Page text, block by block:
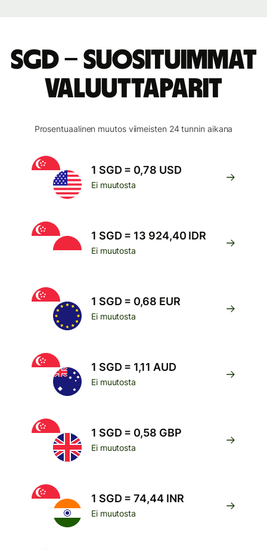
SGD – suosituimmat
valuuttaparit
Prosentuaalinen muutos viimeisten 24 tunnin aikana
1 SGD = 0,78 USD
Ei muutosta
1 SGD = 13 924,40 IDR
Ei muutosta
1 SGD = 0,68 EUR
Ei muutosta
1 SGD = 1,11 AUD
Ei muutosta
1 SGD = 0,58 GBP
Ei muutosta
1 SGD = 74,44 INR
Ei muutosta